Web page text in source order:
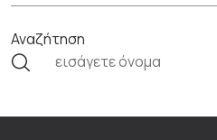
Αναζήτηση